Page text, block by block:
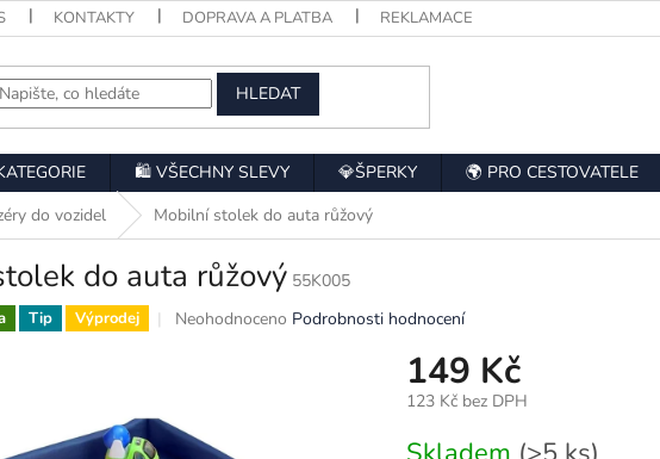
KONTAKTY DOPRAVA A PLATBA REKLAMACE
HLEDAT
🛍️ VŠECHNY SLEVY 💎ŠPERKY 🌍 PRO CESTOVATELE
do vozidel Mobilní stolek do auta růžový
do auta růžový 55K005
Tip Výprodej
Průměrné
z
5
Neohodnoceno Podrobnosti hodnocení
149 Kč
123 Kč bez DPH